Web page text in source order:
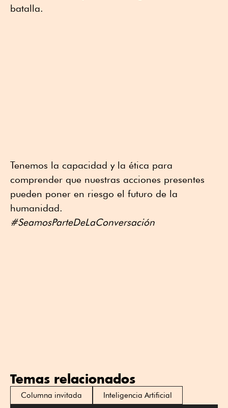
batalla.
Tenemos la capacidad y la ética para
comprender que nuestras acciones presentes
pueden poner en riesgo el futuro de la
humanidad.
#SeamosParteDeLaConversación
Temas relacionados
Columna invitada Inteligencia Artificial